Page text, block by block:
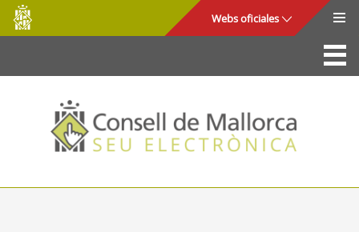
Saltar al contenido principal
Consell
de
Mallorca
Webs oficiales
La Sede
Consejo de Mallorca
Acceso y seguridad
Utilidades